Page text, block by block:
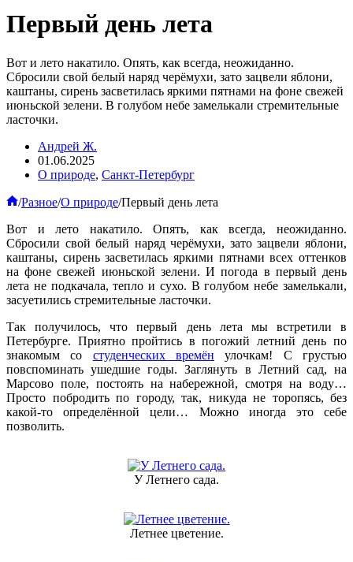
Первый день лета
Вот и лето накатило. Опять, как всегда, неожиданно.
Сбросили свой белый наряд черёмухи, зато зацвели яблони,
каштаны, сирень засветилась яркими пятнами на фоне свежей
июньской зелени. В голубом небе замелькали стремительные
ласточки.
Андрей Ж.
01.06.2025
О природе, Санкт-Петербург
Главная
/Разное/О природе/Первый день лета
Вот и лето накатило. Опять, как всегда, неожиданно.
Сбросили свой белый наряд черёмухи, зато зацвели яблони,
каштаны, сирень засветилась яркими пятнами всех оттенков
на фоне свежей июньской зелени. И погода в первый день
лета не подкачала, тепло и сухо. В голубом небе замелькали,
засуетились стремительные ласточки.
Так получилось, что первый день лета мы встретили в
Петербурге. Приятно пройтись в погожий летний день по
знакомым со студенческих времён улочкам! С грустью
повспоминать ушедшие годы. Заглянуть в Летний сад, на
Марсово поле, постоять на набережной, смотря на воду…
Просто побродить по городу, так, никуда не торопясь, без
какой-то определённой цели… Можно иногда это себе
позволить.
У Летнего сада.
Летнее цветение.